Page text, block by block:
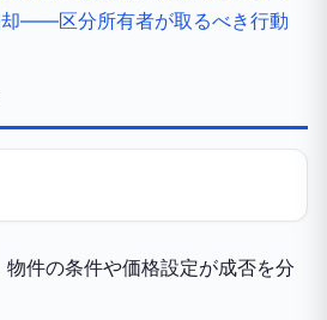
却——区分所有者が取るべき行動
件の条件や価格設定が成否を分